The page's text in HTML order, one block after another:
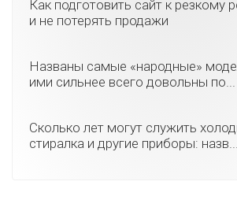
Как подготовить сайт к резкому
и не потерять продажи
Названы самые «народные»
ими сильнее всего довольны по...
Сколько лет могут служить
стиралка и другие приборы: назв...